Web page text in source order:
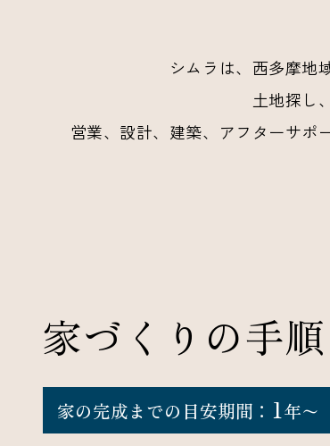
シムラは、西多摩地
土地探し
営業、設計、建築、アフターサポ
家づくりの手順
家の完成までの目安期間： 1年〜